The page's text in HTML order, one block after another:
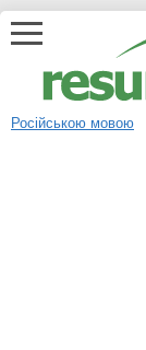
Російською мовою